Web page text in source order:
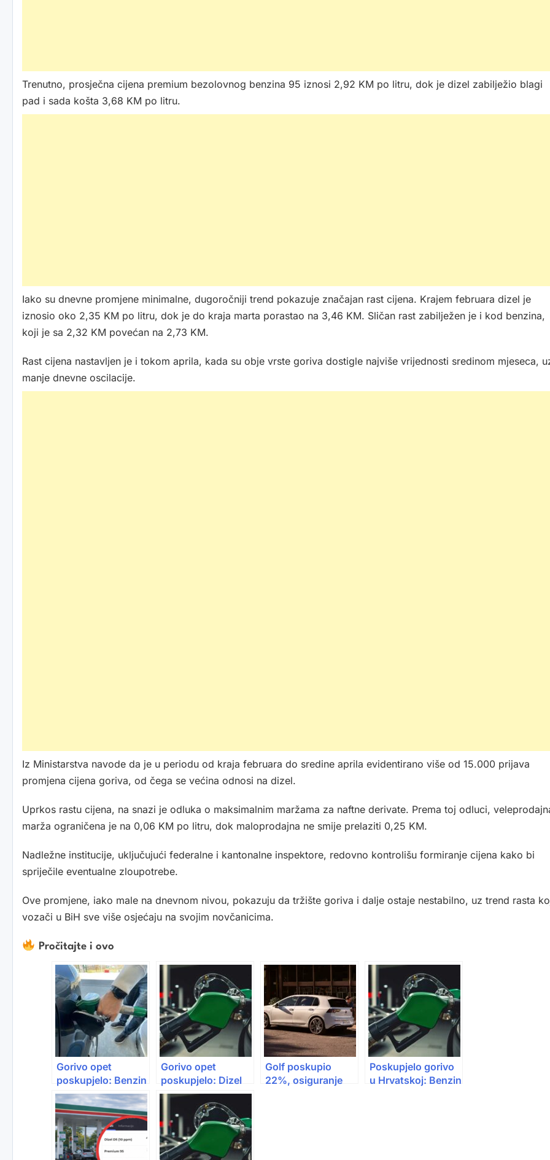
Trenutno, prosječna cijena premium bezolovnog benzina 95 iznosi 2,92 KM po litru, dok je dizel zabilježio blagi
pad i sada košta 3,68 KM po litru.
Iako su dnevne promjene minimalne, dugoročniji trend pokazuje značajan rast cijena. Krajem februara dizel je
iznosio oko 2,35 KM po litru, dok je do kraja marta porastao na 3,46 KM. Sličan rast zabilježen je i kod benzina,
koji je sa 2,32 KM povećan na 2,73 KM.
Rast cijena nastavljen je i tokom aprila, kada su obje vrste goriva dostigle najviše vrijednosti sredinom mjeseca,
manje dnevne oscilacije.
Iz Ministarstva navode da je u periodu od kraja februara do sredine aprila evidentirano više od 15.000 prijava
promjena cijena goriva, od čega se većina odnosi na dizel.
Uprkos rastu cijena, na snazi je odluka o maksimalnim maržama za naftne derivate. Prema toj odluci,
marža ograničena je na 0,06 KM po litru, dok maloprodajna ne smije prelaziti 0,25 KM.
Nadležne institucije, uključujući federalne i kantonalne inspektore, redovno kontrolišu formiranje cijena kako bi
spriječile eventualne zloupotrebe.
Ove promjene, iako male na dnevnom nivou, pokazuju da tržište goriva i dalje ostaje nestabilno, uz trend rasta
vozači u BiH sve više osjećaju na svojim novčanicima.
Pročitajte i ovo
Gorivo opet
poskupjelo: Benzin
raste, dizel blago
pojeftinio
Gorivo opet
poskupjelo: Dizel
probio 3 KM
Golf poskupio
22%, osiguranje
Poskupjelo gorivo
u Hrvatskoj: Benzin